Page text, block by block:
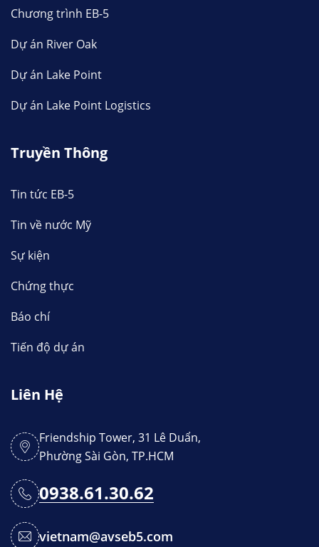
Chương trình EB-5
Dự án River Oak
Dự án Lake Point
Dự án Lake Point Logistics
Truyền Thông
Tin tức EB-5
Tin về nước Mỹ
Sự kiện
Chứng thực
Báo chí
Tiến độ dự án
Liên Hệ
Friendship Tower, 31 Lê Duẩn,
Phường Sài Gòn, TP.HCM
0938.61.30.62
vietnam@avseb5.com